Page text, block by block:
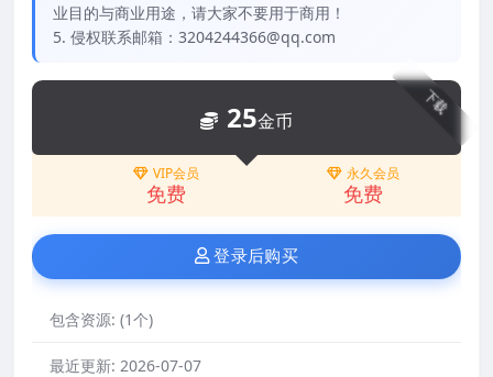
业目的与商业用途，请大家不要用于商用！
5. 侵权联系邮箱：3204244366@qq.com
下载
25金币
VIP会员
免费
永久会员
免费
登录后购买
包含资源: (1个)
最近更新: 2026-07-07